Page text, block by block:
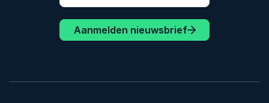
Aanmelden nieuwsbrief